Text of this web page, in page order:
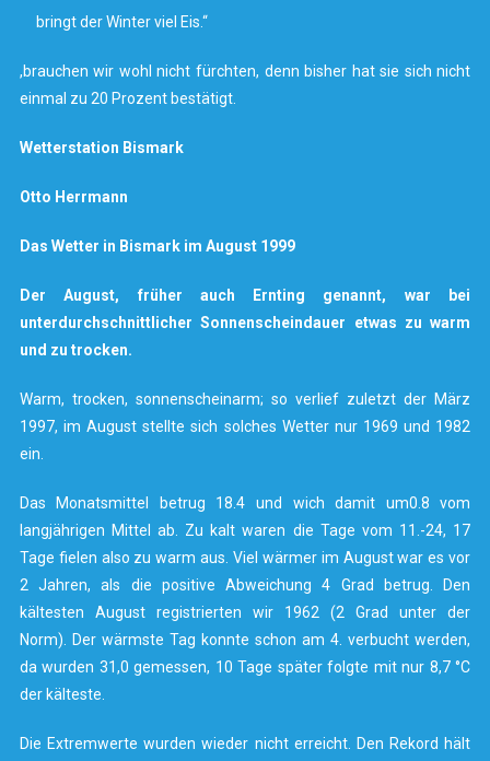
bringt der Winter viel Eis.“
,brauchen wir wohl nicht fürchten, denn bisher hat sie sich nicht
einmal zu 20 Prozent bestätigt.
Wetterstation Bismark
Otto Herrmann
Das Wetter in Bismark im August 1999
Der August, früher auch Ernting genannt, war bei
unterdurchschnittlicher Sonnenscheindauer etwas zu warm
und zu trocken.
Warm, trocken, sonnenscheinarm; so verlief zuletzt der März
1997, im August stellte sich solches Wetter nur 1969 und 1982
ein.
Das Monatsmittel betrug 18.4 und wich damit um0.8 vom
langjährigen Mittel ab. Zu kalt waren die Tage vom 11.-24, 17
Tage fielen also zu warm aus. Viel wärmer im August war es vor
2 Jahren, als die positive Abweichung 4 Grad betrug. Den
kältesten August registrierten wir 1962 (2 Grad unter der
Norm). Der wärmste Tag konnte schon am 4. verbucht werden,
da wurden 31,0 gemessen, 10 Tage später folgte mit nur 8,7 °C
der kälteste.
Die Extremwerte wurden wieder nicht erreicht. Den Rekord hält